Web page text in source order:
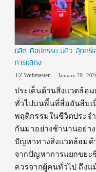
นิสิต ศิลปกรรม มศว สุดครีเ
การแสดง
EZ Webmaster January 29,
ประเด็นด้านสิ่งแวดล้อม
ทั่วไปบนพื้นที่สื่ออันสืบเ
พฤติกรรมในชีวิตประจ
กันมาอย่างช้านานอย่า
ปัญหาทางสิ่งแวดล้อมด้
จากปัญหาการแยกขยะซึ่
ควรจากผู้คนทั่วไป ถึงแ